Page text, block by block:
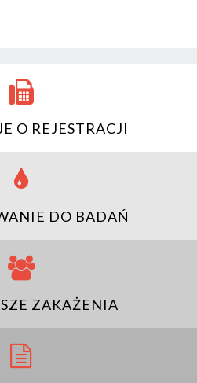
O REJESTRACJI
DO BADAŃ
ZAKAŻENIA